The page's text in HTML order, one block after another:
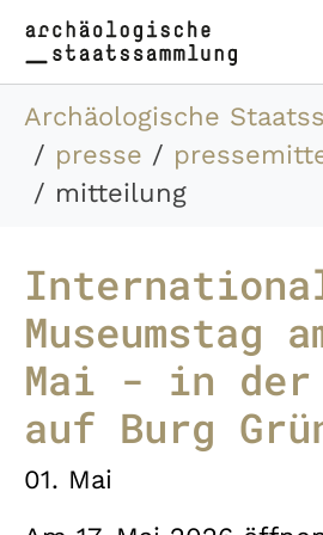
Zum Hauptinhalt
Skip to page footer
Sie sind hier:
Archäologische
presse
mitteilung
Museumstag
Mai - in der
auf Burg
01. Mai